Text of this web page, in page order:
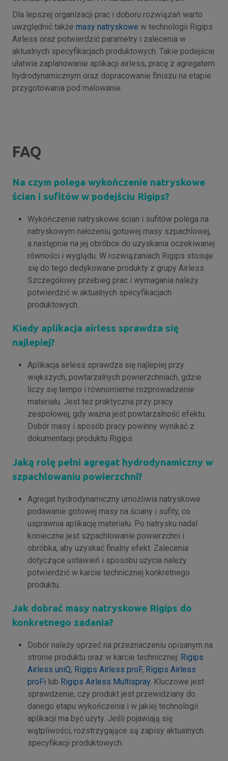
Dla lepszej organizacji prac i doboru rozwiązań warto
uwzględnić także masy natryskowe w technologii Rigips
Airless oraz potwierdzić parametry i zalecenia w
aktualnych specyfikacjach produktowych. Takie podejście
ułatwia zaplanowanie aplikacji airless, pracę z agregatem
hydrodynamicznym oraz dopracowanie finiszu na etapie
przygotowania pod malowanie.
FAQ
Na czym polega wykończenie natryskowe
ścian i sufitów w podejściu Rigips?
Wykończenie natryskowe ścian i sufitów polega na
natryskowym nałożeniu gotowej masy szpachlowej,
a następnie na jej obróbce do uzyskania oczekiwanej
równości i wyglądu. W rozwiązaniach Rigips stosuje
się do tego dedykowane produkty z grupy Airless.
Szczegółowy przebieg prac i wymagania należy
potwierdzić w aktualnych specyfikacjach
produktowych.
Kiedy aplikacja airless sprawdza się
najlepiej?
Aplikacja airless sprawdza się najlepiej przy
większych, powtarzalnych powierzchniach, gdzie
liczy się tempo i równomierne rozprowadzenie
materiału. Jest też praktyczna przy pracy
zespołowej, gdy ważna jest powtarzalność efektu.
Dobór masy i sposób pracy powinny wynikać z
dokumentacji produktu Rigips.
Jaką rolę pełni agregat hydrodynamiczny w
szpachlowaniu powierzchni?
Agregat hydrodynamiczny umożliwia natryskowe
podawanie gotowej masy na ściany i sufity, co
usprawnia aplikację materiału. Po natrysku nadal
konieczne jest szpachlowanie powierzchni i
obróbka, aby uzyskać finalny efekt. Zalecenia
dotyczące ustawień i sposobu użycia należy
potwierdzić w karcie technicznej konkretnego
produktu.
Jak dobrać masy natryskowe Rigips do
konkretnego zadania?
Dobór należy oprzeć na przeznaczeniu opisanym na
stronie produktu oraz w karcie technicznej: Rigips
Airless uniQ, Rigips Airless proF, Rigips Airless
proFi lub Rigips Airless Multispray. Kluczowe jest
sprawdzenie, czy produkt jest przewidziany do
danego etapu wykończenia i w jakiej technologii
aplikacji ma być użyty. Jeśli pojawiają się
wątpliwości, rozstrzygające są zapisy aktualnych
specyfikacji produktowych.